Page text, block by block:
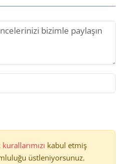
kabul etmiş
üstleniyorsunuz.